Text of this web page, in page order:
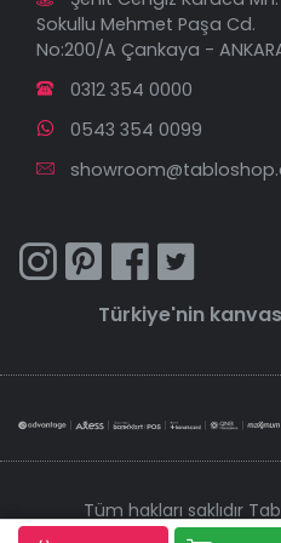
Sokullu Mehmet Paşa Cd.
No:200/A Çankaya -
0312 354 0000
0543 354 0099
Türkiye'nin
Tüm hakları saklıdır